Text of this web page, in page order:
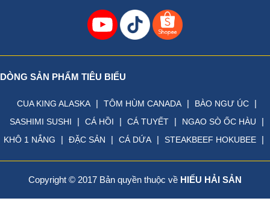
DÒNG SẢN PHẨM TIÊU BIỂU
CUA KING ALASKA | TÔM HÙM CANADA | BÀO NGƯ ÚC |
SASHIMI SUSHI | CÁ HỒI | CÁ TUYẾT | NGAO SÒ ỐC HÀU |
KHÔ 1 NẮNG | ĐẶC SẢN | CÁ DỨA | STEAKBEEF HOKUBEE |
Copyright © 2017 Bản quyền thuộc về HIẾU HẢI SẢN